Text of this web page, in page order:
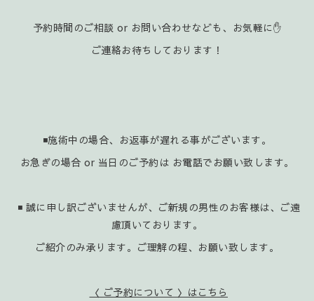
予約時間のご相談 or お問い合わせなども、お気軽に✋️
ご連絡お待ちしております！
◾施術中の場合、お返事が遅れる事がございます。
お急ぎの場合 or 当日のご予約は お電話でお願い致します。
◾ 誠に申し訳ございませんが、ご新規の男性のお客様は、ご遠
慮頂いております。
ご紹介のみ承ります。ご理解の程、お願い致します。
〈 ご予約について 〉はこちら